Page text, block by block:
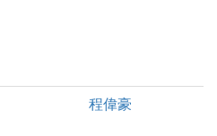
程偉豪